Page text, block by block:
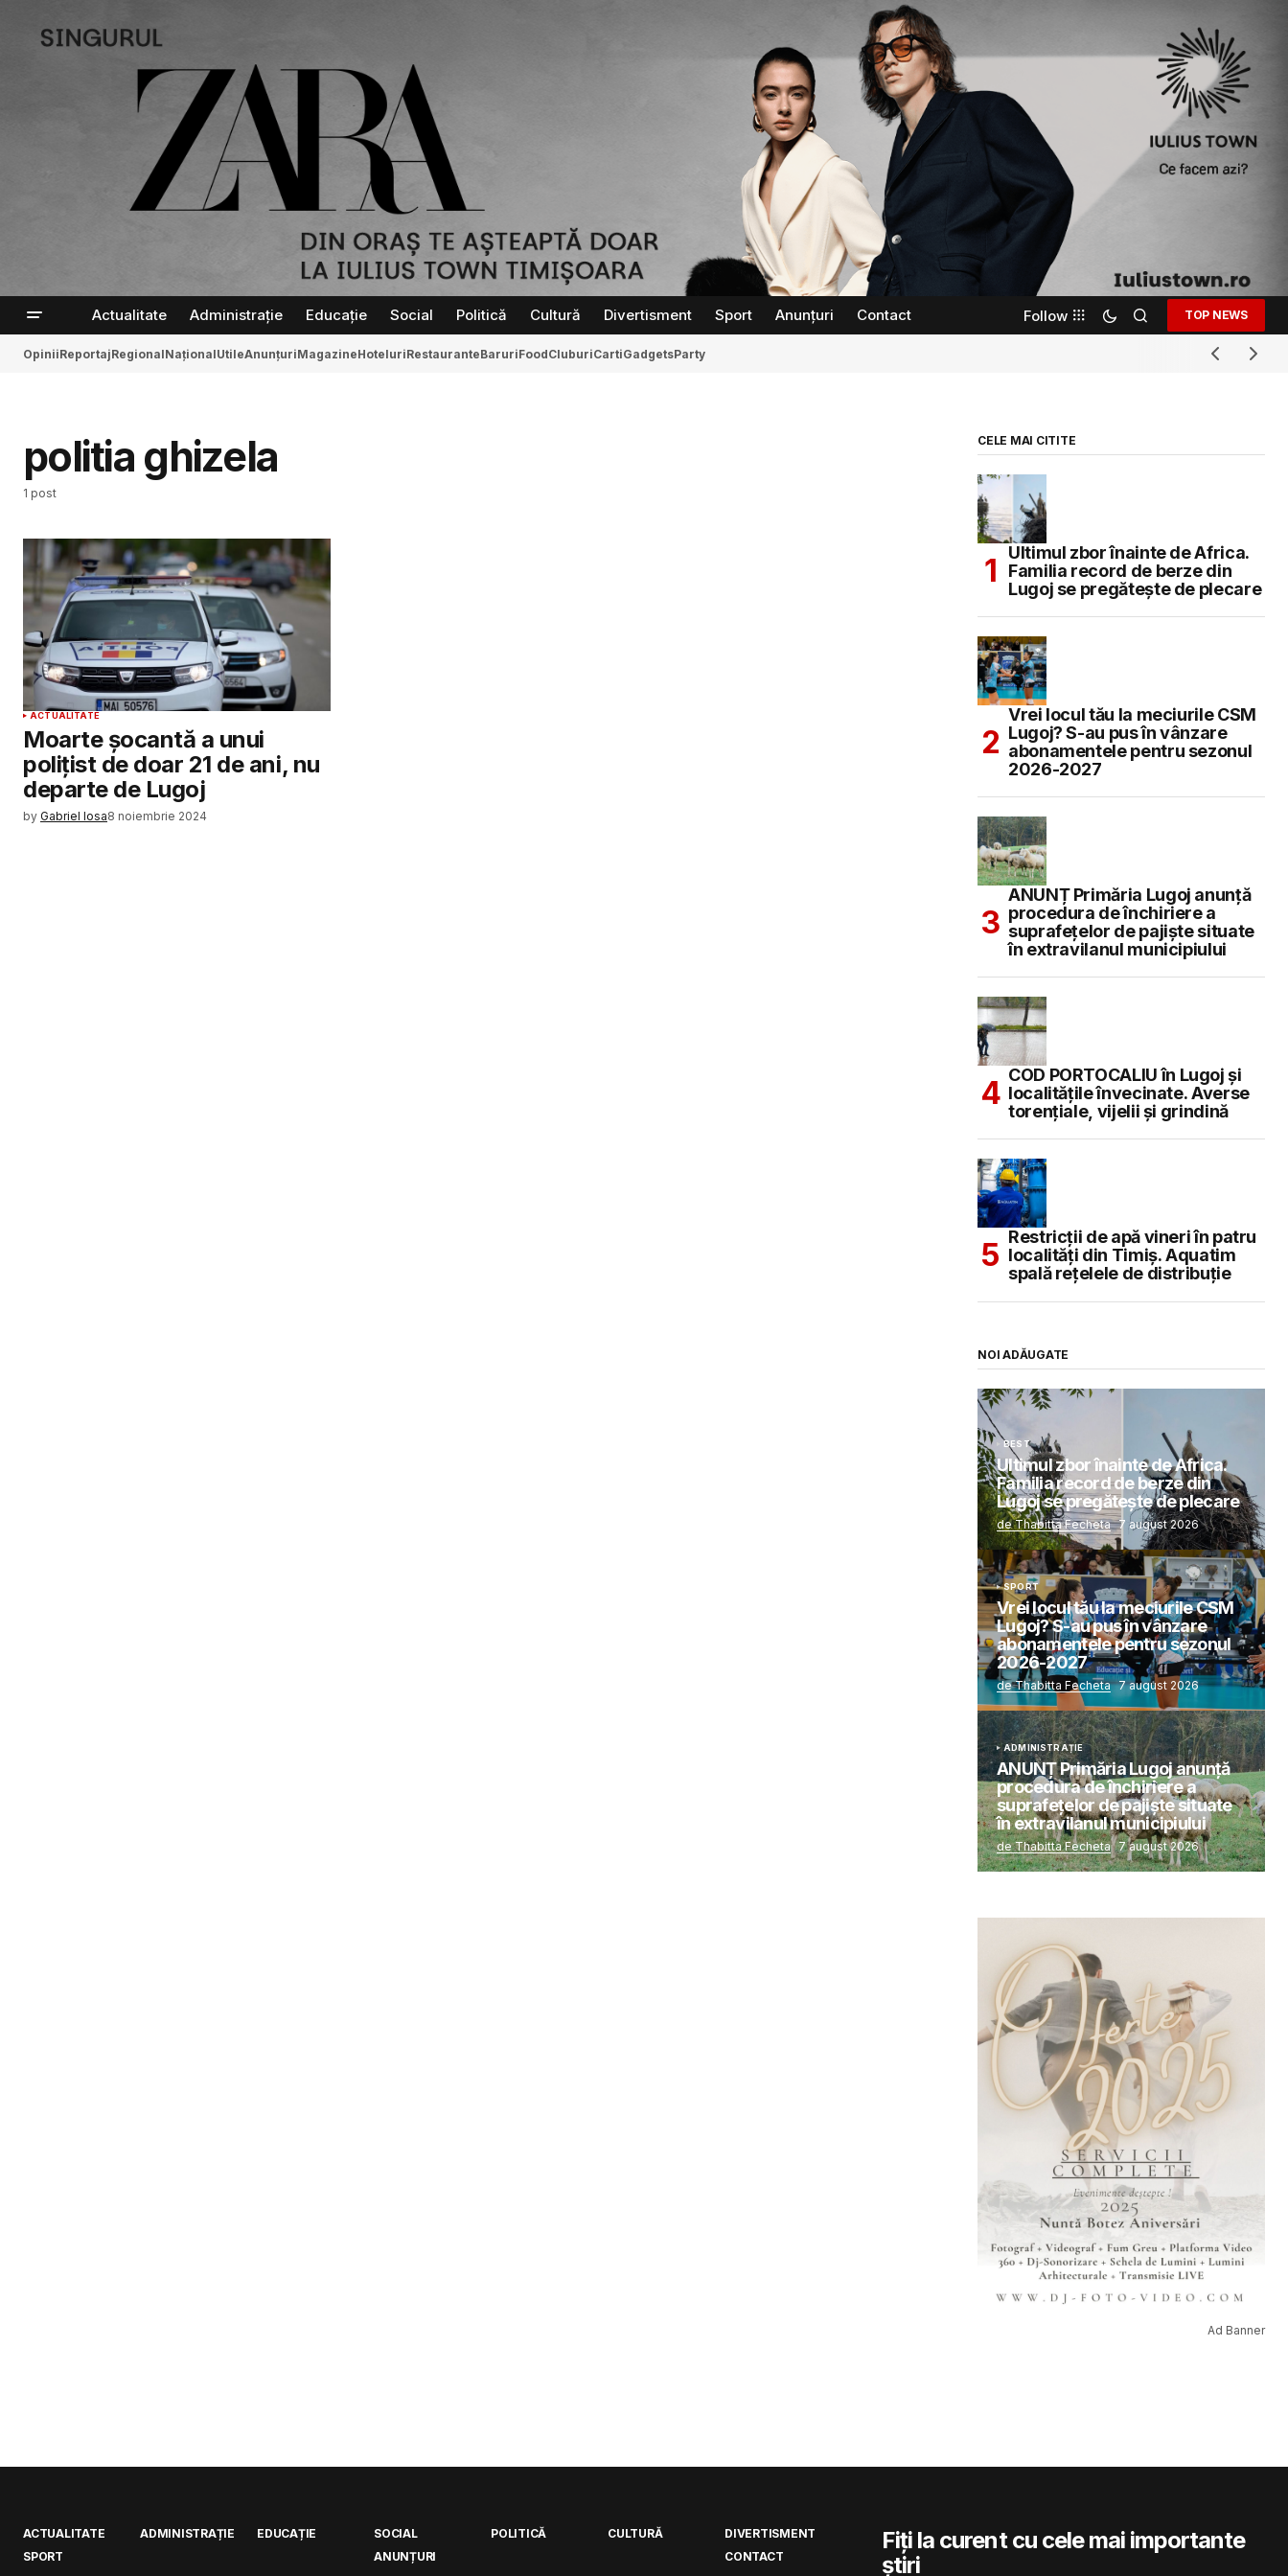
Actualitate Administrație Educație Social Politică Cultură Divertisment Sport Anunțuri Contact Follow TOP NEWS
OpiniiReportajRegionalNaționalUtileAnunțuriMagazineHoteluriRestauranteBaruriFoodCluburiCartiGadgetsParty
politia ghizela
1 post
ACTUALITATE
Moarte șocantă a unui
polițist de doar 21 de ani, nu
departe de Lugoj
by Gabriel Iosa8 noiembrie 2024
CELE MAI CITITE
Ultimul zbor înainte de Africa.
Familia record de berze din
Lugoj se pregătește de plecare
Vrei locul tău la meciurile CSM
Lugoj? S-au pus în vânzare
abonamentele pentru sezonul
2026-2027
ANUNȚ Primăria Lugoj anunță
procedura de închiriere a
suprafețelor de pajiște situate
în extravilanul municipiului
COD PORTOCALIU în Lugoj și
localitățile învecinate. Averse
torențiale, vijelii și grindină
Restricții de apă vineri în patru
localități din Timiș. Aquatim
spală rețelele de distribuție
NOI ADĂUGATE
BEST
Ultimul zbor înainte de Africa.
Familia record de berze din
Lugoj se pregătește de plecare
de Thabitta Fecheta 7 august 2026
SPORT
Vrei locul tău la meciurile CSM
Lugoj? S-au pus în vânzare
abonamentele pentru sezonul
2026-2027
de Thabitta Fecheta 7 august 2026
ADMINISTRAȚIE
ANUNȚ Primăria Lugoj anunță
procedura de închiriere a
suprafețelor de pajiște situate
în extravilanul municipiului
de Thabitta Fecheta 7 august 2026
Ad Banner
ACTUALITATE ADMINISTRAȚIE EDUCAȚIE SOCIAL POLITICĂ CULTURĂ
DIVERTISMENT
SPORT
ANUNȚURI CONTACT
Fiți la curent cu cele mai importante
știri